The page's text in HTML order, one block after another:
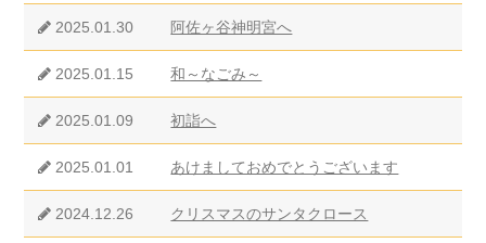
2025.01.30 阿佐ヶ谷神明宮へ
2025.01.15 和～なごみ～
2025.01.09 初詣へ
2025.01.01 あけましておめでとうございます
2024.12.26 クリスマスのサンタクロース